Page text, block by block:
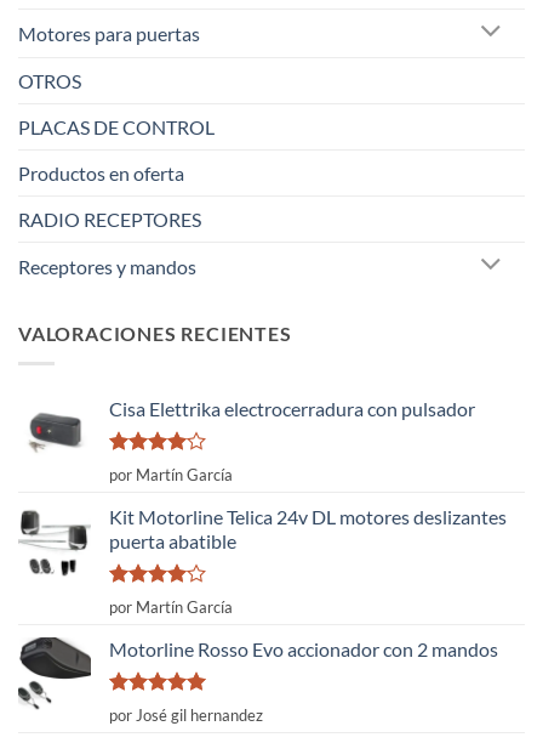
Motores para puertas
OTROS
PLACAS DE CONTROL
Productos en oferta
RADIO RECEPTORES
Receptores y mandos
VALORACIONES RECIENTES
Cisa Elettrika electrocerradura con pulsador
Valorado
con
5
por Martín García
Kit Motorline Telica 24v DL motores deslizantes
puerta abatible
Valorado
con
5
por Martín García
Motorline Rosso Evo accionador con 2 mandos
Valorado
con
de 5
por José gil hernandez